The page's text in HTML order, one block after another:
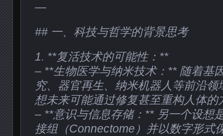
—
## 一、科技与哲学的背景思考
1. **复活技术的可能性：**
– **生物医学与纳米技术：** 随着基
究、器官再生、纳米机器人等前沿
想未来可能通过修复甚至重构人体的
– **意识与信息存储：** 另一个设想
接组（Connectome）并以数字形式